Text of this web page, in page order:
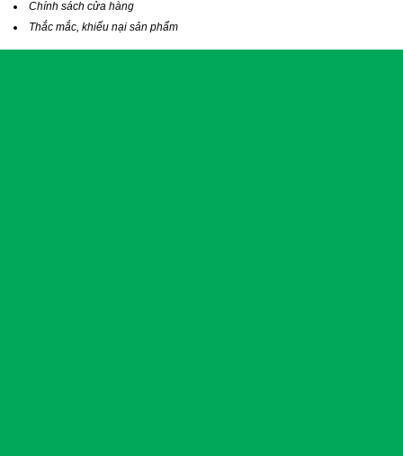
Chính sách cửa hàng
Thắc mắc, khiếu nại sản phẩm